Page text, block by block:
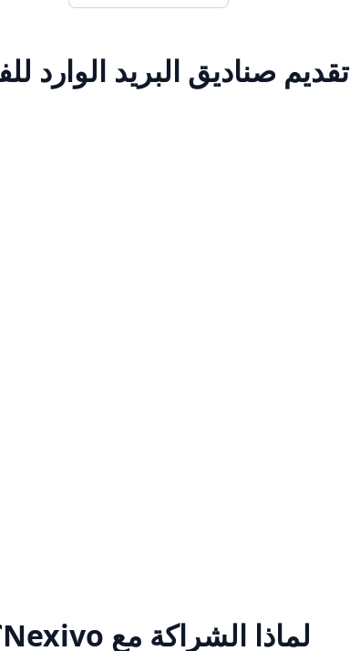
تقديم صناديق البريد الوارد
لماذا الشراكة مع Nexivo؟